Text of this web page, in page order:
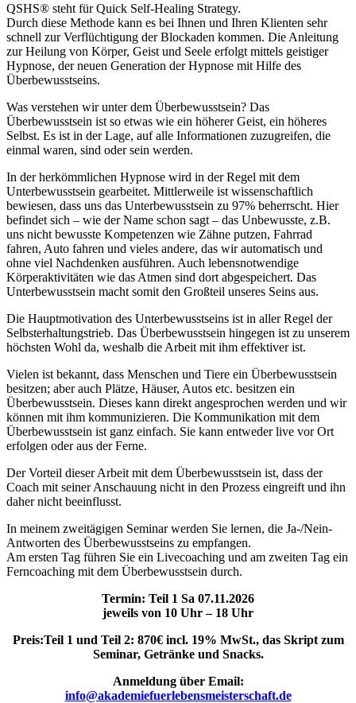
QSHS® steht für Quick Self-Healing Strategy.
Durch diese Methode kann es bei Ihnen und Ihren Klienten sehr
schnell zur Verflüchtigung der Blockaden kommen. Die Anleitung
zur Heilung von Körper, Geist und Seele erfolgt mittels geistiger
Hypnose, der neuen Generation der Hypnose mit Hilfe des
Überbewusstseins.
Was verstehen wir unter dem Überbewusstsein? Das
Überbewusstsein ist so etwas wie ein höherer Geist, ein höheres
Selbst. Es ist in der Lage, auf alle Informationen zuzugreifen, die
einmal waren, sind oder sein werden.
In der herkömmlichen Hypnose wird in der Regel mit dem
Unterbewusstsein gearbeitet. Mittlerweile ist wissenschaftlich
bewiesen, dass uns das Unterbewusstsein zu 97% beherrscht. Hier
befindet sich – wie der Name schon sagt – das Unbewusste, z.B.
uns nicht bewusste Kompetenzen wie Zähne putzen, Fahrrad
fahren, Auto fahren und vieles andere, das wir automatisch und
ohne viel Nachdenken ausführen. Auch lebensnotwendige
Körperaktivitäten wie das Atmen sind dort abgespeichert. Das
Unterbewusstsein macht somit den Großteil unseres Seins aus.
Die Hauptmotivation des Unterbewusstseins ist in aller Regel der
Selbsterhaltungstrieb. Das Überbewusstsein hingegen ist zu unserem
höchsten Wohl da, weshalb die Arbeit mit ihm effektiver ist.
Vielen ist bekannt, dass Menschen und Tiere ein Überbewusstsein
besitzen; aber auch Plätze, Häuser, Autos etc. besitzen ein
Überbewusstsein. Dieses kann direkt angesprochen werden und wir
können mit ihm kommunizieren. Die Kommunikation mit dem
Überbewusstsein ist ganz einfach. Sie kann entweder live vor Ort
erfolgen oder aus der Ferne.
Der Vorteil dieser Arbeit mit dem Überbewusstsein ist, dass der
Coach mit seiner Anschauung nicht in den Prozess eingreift und ihn
daher nicht beeinflusst.
In meinem zweitägigen Seminar werden Sie lernen, die Ja-/Nein-
Antworten des Überbewusstseins zu empfangen.
Am ersten Tag führen Sie ein Livecoaching und am zweiten Tag ein
Ferncoaching mit dem Überbewusstsein durch.
Termin: Teil 1 Sa 07.11.2026
jeweils von 10 Uhr – 18 Uhr
Preis:Teil 1 und Teil 2: 870€ incl. 19% MwSt., das Skript zum
Seminar, Getränke und Snacks.
Anmeldung über Email:
info@akademiefuerlebensmeisterschaft.de